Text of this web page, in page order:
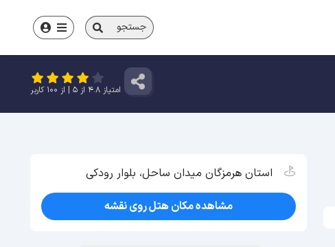
جستجو
امتیاز 4.8 از 5 | از 100 کاربر
استان هرمزگان میدان ساحل، بلوار رودکی
مشاهده مکان هتل روی نقشه